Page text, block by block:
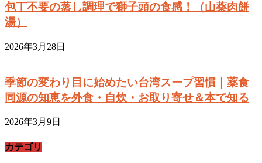
包丁不要の蒸し調理で獅子頭の食感！（山薬肉餅
湯）
2026年3月28日
季節の変わり目に始めたい台湾スープ習慣｜薬食
同源の知恵を外食・自炊・お取り寄せ＆本で知る
2026年3月9日
カテゴリ